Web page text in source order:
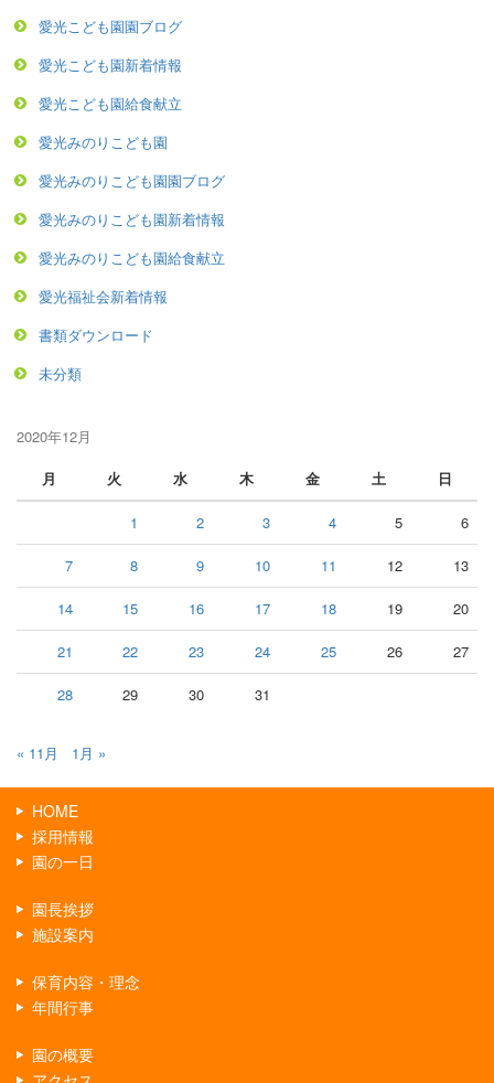
愛光こども園園ブログ
愛光こども園新着情報
愛光こども園給食献立
愛光みのりこども園
愛光みのりこども園園ブログ
愛光みのりこども園新着情報
愛光みのりこども園給食献立
愛光福祉会新着情報
書類ダウンロード
未分類
2020年12月
月
火 水 木 金 土 日
1 2 3 4 5 6
7 8 9 10 11 12 13
14 15 16 17 18 19 20
21 22 23 24 25 26 27
28 29 30 31
« 11月 1月 »
HOME
採用情報
園の一日
園長挨拶
施設案内
保育内容・理念
年間行事
園の概要